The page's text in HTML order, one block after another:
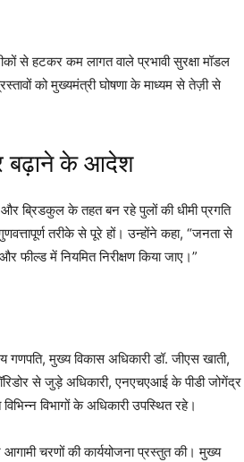
से हटकर कम लागत वाले प्रभावी सुरक्षा मॉडल
को मुख्यमंत्री घोषणा के माध्यम से तेज़ी से
बढ़ाने के आदेश
ब्रिडकुल के तहत बन रहे पुलों की धीमी प्रगति
तरीके से पूरे हों। उन्होंने कहा, “जनता से
फील्ड में नियमित निरीक्षण किया जाए।”
मुख्य विकास अधिकारी डॉ. जीएस खाती,
से जुड़े अधिकारी, एनएचएआई के पीडी जोगेंद्र
विभागों के अधिकारी उपस्थित रहे।
चरणों की कार्ययोजना प्रस्तुत की। मुख्य